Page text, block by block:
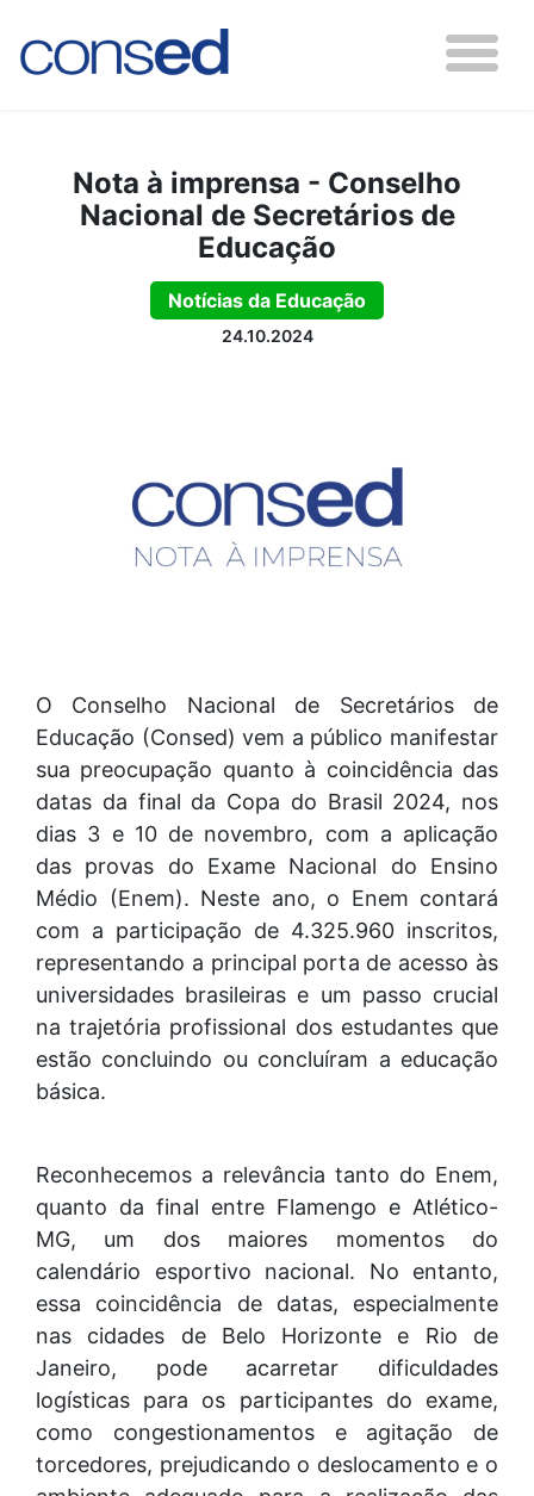
Nota à imprensa - Conselho
Nacional de Secretários de
Educação
Notícias da Educação
24.10.2024
O Conselho Nacional de Secretários de
Educação (Consed) vem a público manifestar
sua preocupação quanto à coincidência das
datas da final da Copa do Brasil 2024, nos
dias 3 e 10 de novembro, com a aplicação
das provas do Exame Nacional do Ensino
Médio (Enem). Neste ano, o Enem contará
com a participação de 4.325.960 inscritos,
representando a principal porta de acesso às
universidades brasileiras e um passo crucial
na trajetória profissional dos estudantes que
estão concluindo ou concluíram a educação
básica.
Reconhecemos a relevância tanto do Enem,
quanto da final entre Flamengo e Atlético-
MG, um dos maiores momentos do
calendário esportivo nacional. No entanto,
essa coincidência de datas, especialmente
nas cidades de Belo Horizonte e Rio de
Janeiro, pode acarretar dificuldades
logísticas para os participantes do exame,
como congestionamentos e agitação de
torcedores, prejudicando o deslocamento e o